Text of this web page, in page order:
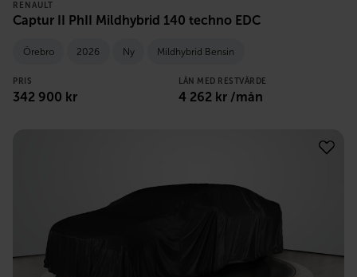
RENAULT
Captur II PhII Mildhybrid 140 techno EDC
Örebro 2026 Ny Mildhybrid Bensin
PRIS
342 900 kr
LÅN MED RESTVÄRDE
4 262 kr /mån